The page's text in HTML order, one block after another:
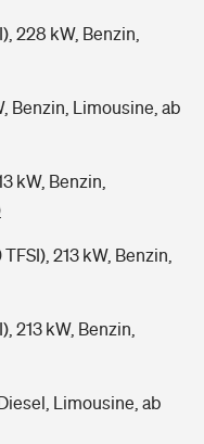
228 kW, Benzin,
Benzin, Limousine, ab
kW, Benzin,
213 kW, Benzin,
213 kW, Benzin,
Limousine, ab